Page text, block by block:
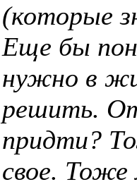
(которые
Еще бы
нужно в
решить.
придти?
свое.